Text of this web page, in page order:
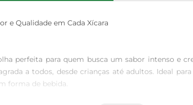
e Qualidade em Cada Xícara
perfeita para quem busca um sabor intenso e
a todos, desde crianças até adultos. Ideal
forma de bebida.